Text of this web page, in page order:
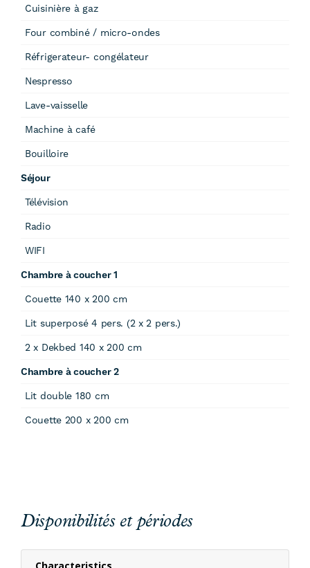
Cuisinière à gaz
Four combiné / micro-ondes
Réfrigerateur- congélateur
Nespresso
Lave-vaisselle
Machine à café
Bouilloire
Séjour
Télévision
Radio
WIFI
Chambre à coucher 1
Couette 140 x 200 cm
Lit superposé 4 pers. (2 x 2 pers.)
2 x Dekbed 140 x 200 cm
Chambre à coucher 2
Lit double 180 cm
Couette 200 x 200 cm
Disponibilités et périodes